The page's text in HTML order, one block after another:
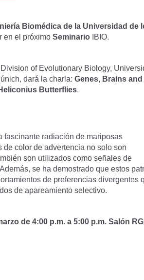
Biomédica de la Universidad de
en el próximo Seminario IBIO.
Division of Evolutionary Biology,
dará la charla: Genes, Brains and
Butterflies.
fascinante radiación de mariposas
de color de advertencia no solo son
son utilizados como señales de
se ha demostrado que estos
de preferencias divergentes
de apareamiento selectivo.
de 4:00 p.m. a 5:00 p.m. Salón